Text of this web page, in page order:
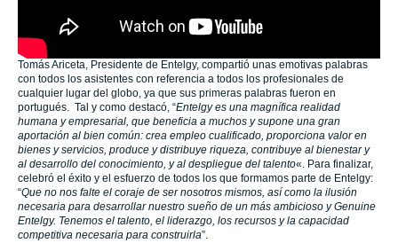
Tomás Ariceta, Presidente de Entelgy, compartió unas emotivas palabras
con todos los asistentes con referencia a todos los profesionales de
cualquier lugar del globo, ya que sus primeras palabras fueron en
portugués. Tal y como destacó, “Entelgy es una magnífica realidad
humana y empresarial, que beneficia a muchos y supone una gran
aportación al bien común: crea empleo cualificado, proporciona valor en
bienes y servicios, produce y distribuye riqueza, contribuye al bienestar y
al desarrollo del conocimiento, y al despliegue del talento«. Para finalizar,
celebró el éxito y el esfuerzo de todos los que formamos parte de Entelgy:
“Que no nos falte el coraje de ser nosotros mismos, así como la ilusión
necesaria para desarrollar nuestro sueño de un más ambicioso y Genuine
Entelgy. Tenemos el talento, el liderazgo, los recursos y la capacidad
competitiva necesaria para construirla”.